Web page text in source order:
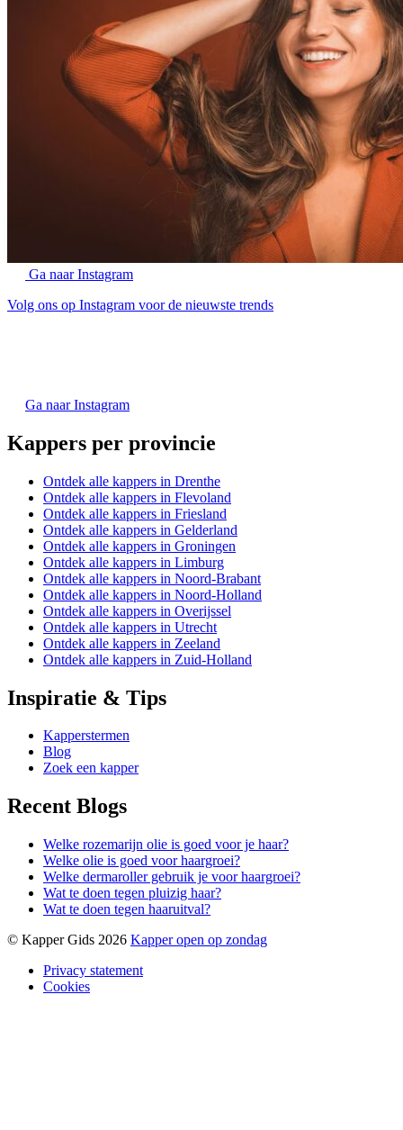
Ga naar Instagram
Volg ons op Instagram voor de nieuwste trends
Ga naar Instagram
Kappers per provincie
Ontdek alle kappers in Drenthe
Ontdek alle kappers in Flevoland
Ontdek alle kappers in Friesland
Ontdek alle kappers in Gelderland
Ontdek alle kappers in Groningen
Ontdek alle kappers in Limburg
Ontdek alle kappers in Noord-Brabant
Ontdek alle kappers in Noord-Holland
Ontdek alle kappers in Overijssel
Ontdek alle kappers in Utrecht
Ontdek alle kappers in Zeeland
Ontdek alle kappers in Zuid-Holland
Inspiratie & Tips
Kapperstermen
Blog
Zoek een kapper
Recent Blogs
Welke rozemarijn olie is goed voor je haar?
Welke olie is goed voor haargroei?
Welke dermaroller gebruik je voor haargroei?
Wat te doen tegen pluizig haar?
Wat te doen tegen haaruitval?
© Kapper Gids 2026 Kapper open op zondag
Privacy statement
Cookies